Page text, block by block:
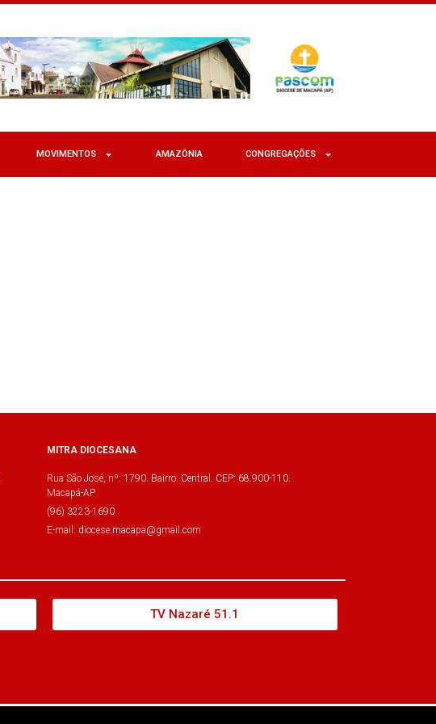
MOVIMENTOS AMAZÔNIA CONGREGAÇÕES
MITRA DIOCESANA
Rua São José, nº: 1790. Bairro: Central. CEP: 68.900-110.
Macapá-AP
(96) 3223-1690
E-mail: diocese.macapa@gmail.com
TV Nazaré 51.1